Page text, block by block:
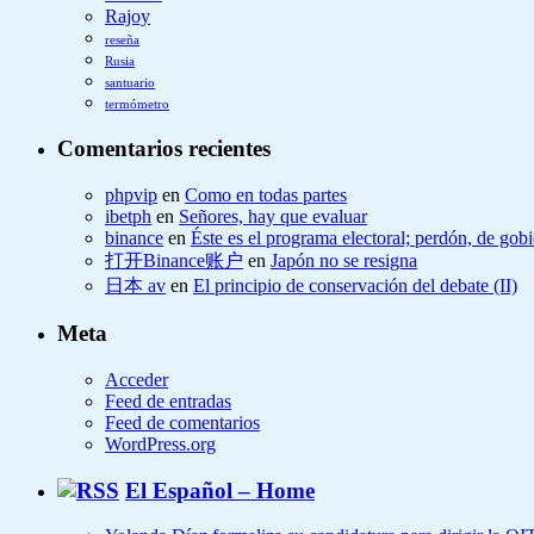
Rajoy
reseña
Rusia
santuario
termómetro
Comentarios recientes
phpvip en Como en todas partes
ibetph en Señores, hay que evaluar
binance en Éste es el programa electoral; perdón, de
打开Binance账户 en Japón no se resigna
日本 av en El principio de conservación del debate (II)
Meta
Acceder
Feed de entradas
Feed de comentarios
WordPress.org
El Español – Home